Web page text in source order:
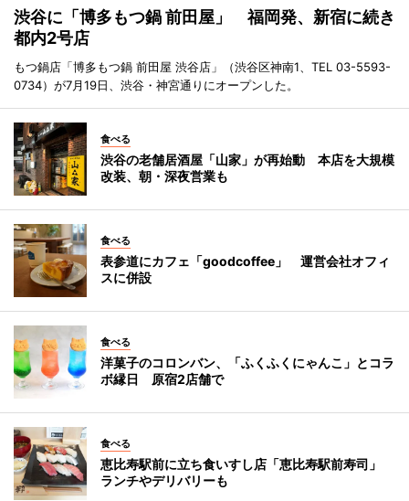
渋谷に「博多もつ鍋 前田屋」 福岡発、新宿に続き
都内2号店
もつ鍋店「博多もつ鍋 前田屋 渋谷店」（渋谷区神南1、TEL 03-5593-
0734）が7月19日、渋谷・神宮通りにオープンした。
食べる
渋谷の老舗居酒屋「山家」が再始動 本店を大規模
改装、朝・深夜営業も
食べる
表参道にカフェ「goodcoffee」 運営会社オフィ
スに併設
食べる
洋菓子のコロンバン、「ふくふくにゃんこ」とコラ
ボ縁日 原宿2店舗で
食べる
恵比寿駅前に立ち食いすし店「恵比寿駅前寿司」
ランチやデリバリーも